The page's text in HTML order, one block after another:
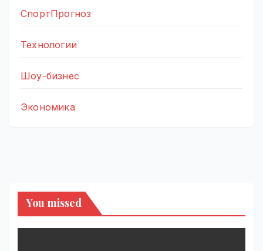
СпортПрогноз
Технологии
Шоу-бизнес
Экономика
You missed